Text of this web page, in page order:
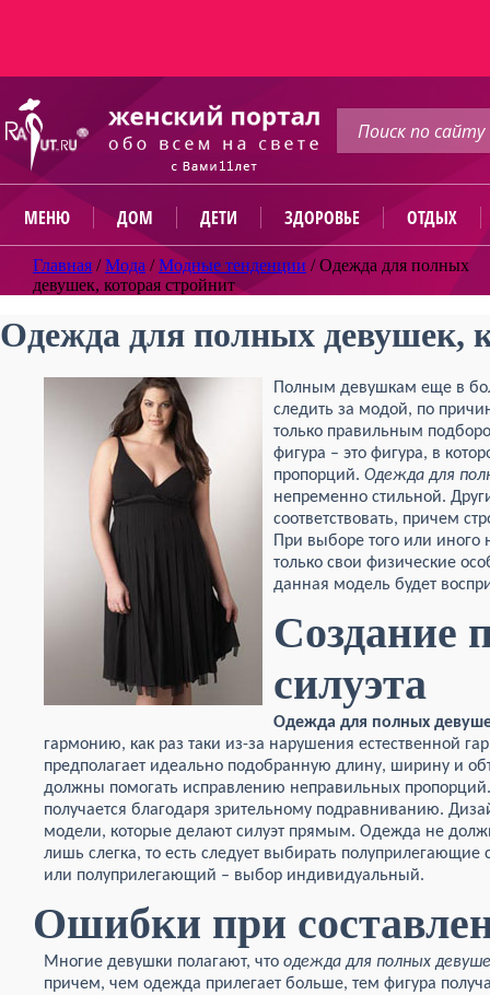
МЕНЮ ДОМ ДЕТИ ЗДОРОВЬЕ ОТДЫХ
Главная /Мода /Модные тенденции /Одежда для полных
девушек, которая стройнит
Одежда для полных девушек,
Полным девушкам еще в
следить за модой, по
только правильным
фигура – это фигура, в
пропорций. Одежда для
непременно стильной.
соответствовать, причем
При выборе того или
только свои физические
данная модель будет
Создание
силуэта
Одежда для полных
гармонию, как раз таки из-за нарушения естественной
предполагает идеально подобранную длину, ширину и
должны помогать исправлению неправильных
получается благодаря зрительному подравниванию.
модели, которые делают силуэт прямым. Одежда не
лишь слегка, то есть следует выбирать
или полуприлегающий – выбор индивидуальный.
Ошибки при
Многие девушки полагают, что одежда для полных
причем, чем одежда прилегает больше, тем фигура